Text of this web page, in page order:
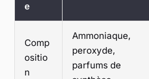
e
Comp
ositio
n
Ammoniaque,
peroxyde,
parfums de